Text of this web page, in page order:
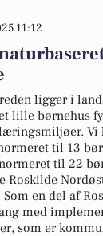
11:12
ligger i
lille børnehus
Vi
til 13
til 22
Roskilde
en del af
med
som er